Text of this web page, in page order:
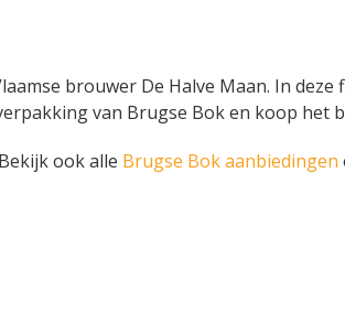
brouwer De Halve Maan. In
van Brugse Bok en koop het
ook alle Brugse Bok aanbiedingen